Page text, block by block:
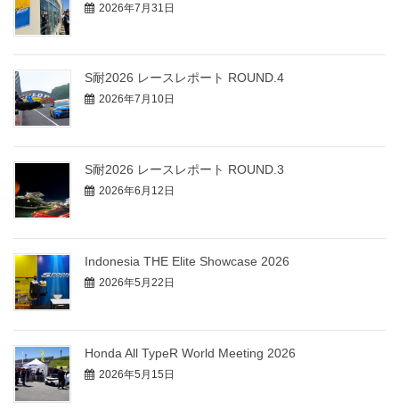
2026年7月31日
S耐2026 レースレポート ROUND.4
2026年7月10日
S耐2026 レースレポート ROUND.3
2026年6月12日
Indonesia THE Elite Showcase 2026
2026年5月22日
Honda All TypeR World Meeting 2026
2026年5月15日